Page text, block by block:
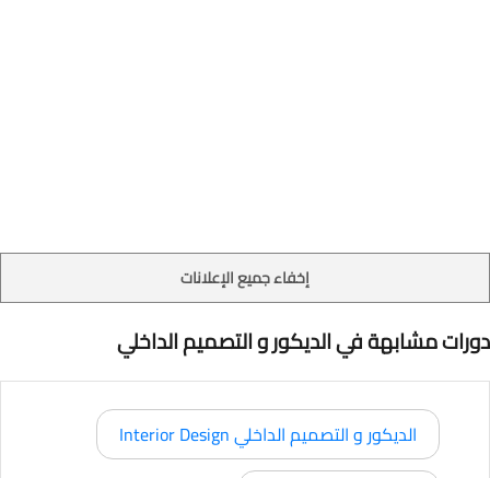
إخفاء جميع الإعلانات
دورات مشابهة في الديكور و التصميم الداخلي
الديكور و التصميم الداخلي Interior Design